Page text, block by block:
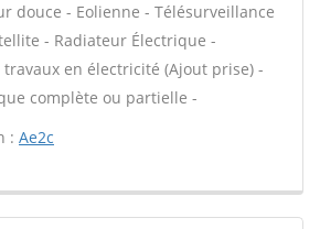
douce - Eolienne - Télésurveillance
- Radiateur Électrique -
en électricité (Ajout prise) -
complète ou partielle -
: Ae2c